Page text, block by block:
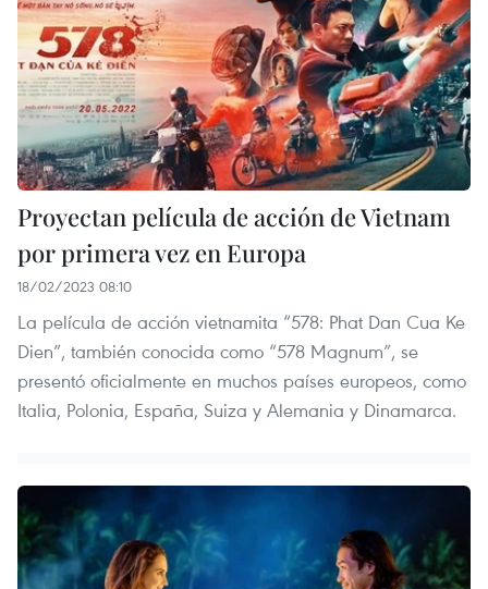
Proyectan película de acción de Vietnam
por primera vez en Europa
18/02/2023 08:10
La película de acción vietnamita “578: Phat Dan Cua Ke
Dien”, también conocida como “578 Magnum”, se
presentó oficialmente en muchos países europeos, como
Italia, Polonia, España, Suiza y Alemania y Dinamarca.